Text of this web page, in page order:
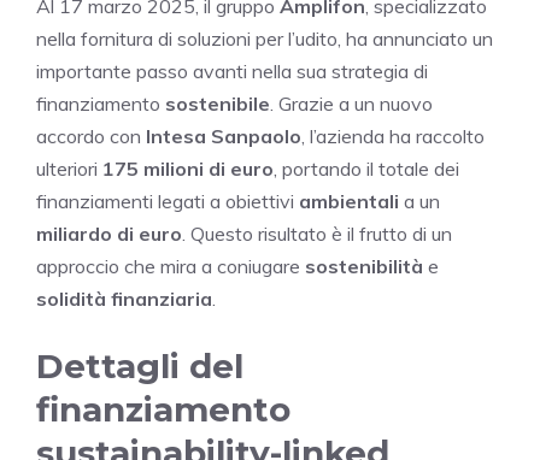
Al 17 marzo 2025, il gruppo Amplifon , specializzato
nella fornitura di soluzioni per l’udito, ha annunciato un
importante passo avanti nella sua strategia di
finanziamento sostenibile . Grazie a un nuovo
accordo con Intesa Sanpaolo , l’azienda ha raccolto
ulteriori 175 milioni di euro , portando il totale dei
finanziamenti legati a obiettivi ambientali a un
miliardo di euro . Questo risultato è il frutto di un
approccio che mira a coniugare sostenibilità e
solidità finanziaria
Dettagli del
finanziamento